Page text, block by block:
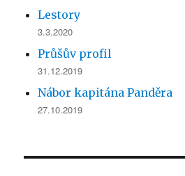
Lestory
3.3.2020
Průšův profil
31.12.2019
Nábor kapitána Panděra
27.10.2019